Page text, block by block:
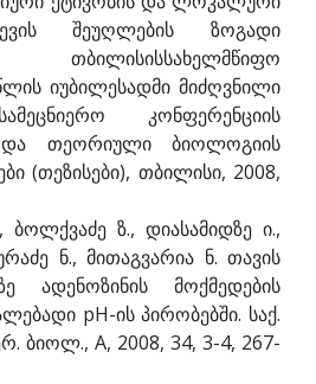
შეუღლების ზოგადი
იუბილესადმი მიძღვნილი
კონფერენციის
და თეორიული ბიოლოგიის
(თეზისები), თბილისი, 2008,
ზ., დიასამიდზე ი.,
ნ., მითაგვარია ნ. თავის
ადენოზინის მოქმედების
pH-ის პირობებში. საქ.
ბიოლ., A, 2008, 34, 3-4, 267-